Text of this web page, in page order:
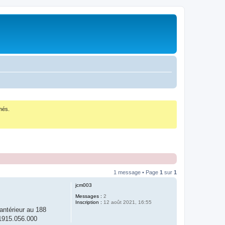
1 message • Page 1 sur 1
jcm003
Messages : 2
Inscription : 12 août 2021, 16:55
au 188